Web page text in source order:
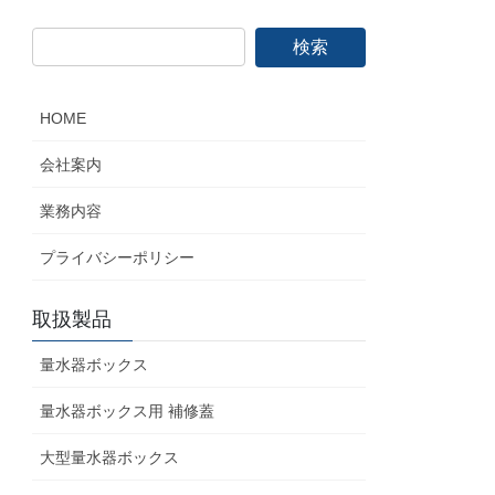
HOME
会社案内
業務内容
プライバシーポリシー
取扱製品
量水器ボックス
量水器ボックス用 補修蓋
大型量水器ボックス